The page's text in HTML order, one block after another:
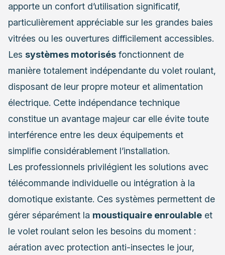
apporte un confort d’utilisation significatif,
particulièrement appréciable sur les grandes baies
vitrées ou les ouvertures difficilement accessibles.
Les systèmes motorisés fonctionnent de
manière totalement indépendante du volet roulant,
disposant de leur propre moteur et alimentation
électrique. Cette indépendance technique
constitue un avantage majeur car elle évite toute
interférence entre les deux équipements et
simplifie considérablement l’installation.
Les professionnels privilégient les solutions avec
télécommande individuelle ou intégration à la
domotique existante. Ces systèmes permettent de
gérer séparément la moustiquaire enroulable et
le volet roulant selon les besoins du moment :
aération avec protection anti-insectes le jour,